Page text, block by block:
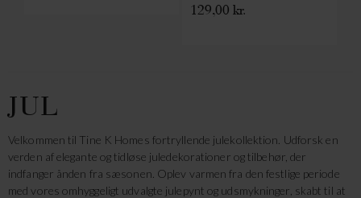
129,00 kr.
JUL
Velkommen til Tine K Homes fortryllende julekollektion. Udforsk en
verden af elegante og tidløse juledekorationer og tilbehør, der
indfanger ånden fra sæsonen. Oplev varmen fra den festlige periode
med vores omhyggeligt udvalgte julepynt og udsmykninger, skabt til at